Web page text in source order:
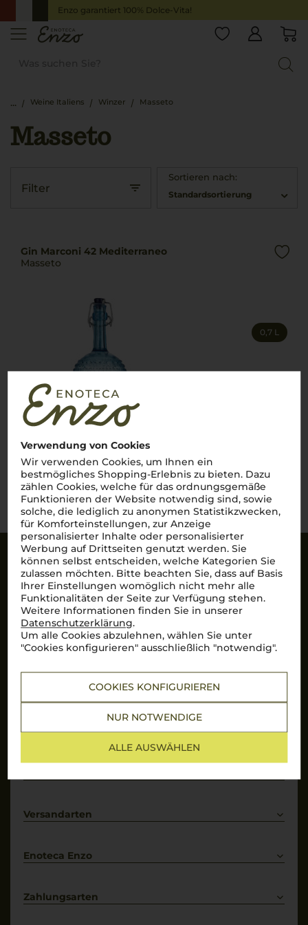
Verwendung von Cookies
Wir verwenden Cookies, um Ihnen ein
bestmögliches Shopping-Erlebnis zu bieten. Dazu
zählen Cookies, welche für das ordnungsgemäße
Funktionieren der Website notwendig sind, sowie
solche, die lediglich zu anonymen Statistikzwecken,
für Komforteinstellungen, zur Anzeige
personalisierter Inhalte oder personalisierter
Werbung auf Drittseiten genutzt werden. Sie
können selbst entscheiden, welche Kategorien Sie
zulassen möchten. Bitte beachten Sie, dass auf Basis
Ihrer Einstellungen womöglich nicht mehr alle
Funktionalitäten der Seite zur Verfügung stehen.
Weitere Informationen finden Sie in unserer
Datenschutzerklärung.
Um alle Cookies abzulehnen, wählen Sie unter
"Cookies konfigurieren" ausschließlich "notwendig".
COOKIES KONFIGURIEREN
NUR NOTWENDIGE
ALLE AUSWÄHLEN
Enzo garantiert 100% Dolce-Vita!
Weine Italiens Winzer Masseto
Masseto
Filter
Sortieren nach:
Standardsortierung
Gin Marconi 42 Mediterraneo
Masseto
0,7 L
Lebensmittel­angaben
Sicherheit
SSL-Daten­verschlüs­selung: Ihre Daten können
nicht von Unbe­fugten gelesen werden.
Hervorragend
Mehr Informationen
Top Links
Kontakt
Versandarten
Enoteca Enzo
Bewertungs-Richtlinien
Zahlungsarten